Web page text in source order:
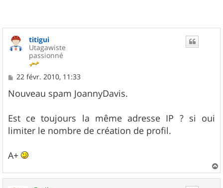
titigui
Utagawiste
passionné
M
s
s
g
e
22 févr. 2010, 11:33
Nouveau spam JoannyDavis.
Est ce toujours la même adresse IP ? si oui
limiter le nombre de création de profil.
A+
a